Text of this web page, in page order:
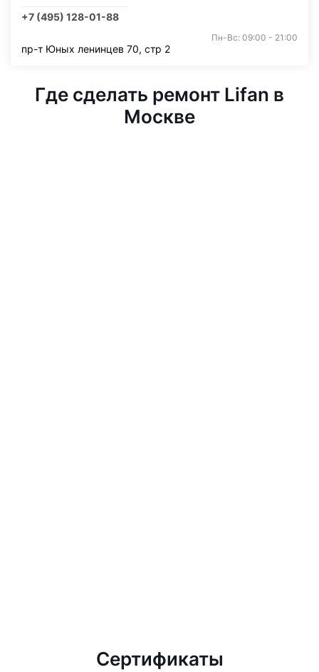
+7 (495) 128-01-88
Пн-Вс: 09:00 - 21:00
пр-т Юных ленинцев 70, стр 2
Где сделать ремонт Lifan в
Москве
Сертификаты